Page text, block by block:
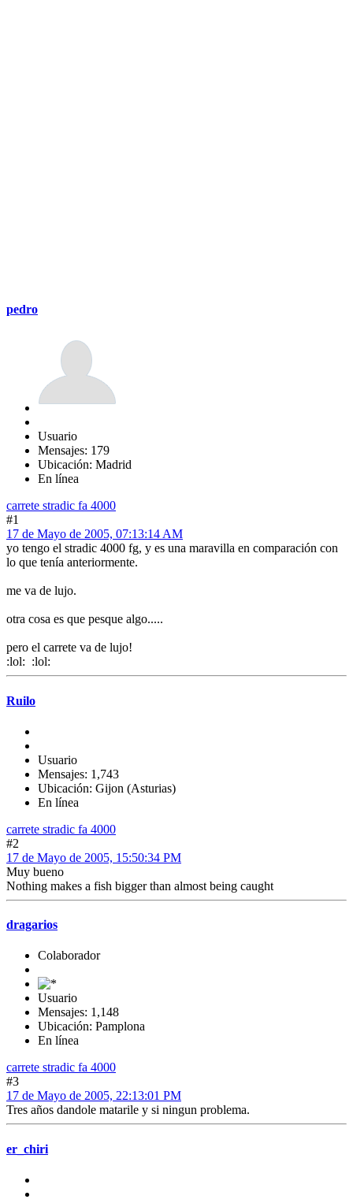
pedro
Usuario
Mensajes: 179
Ubicación: Madrid
En línea
carrete stradic fa 4000
#1
17 de Mayo de 2005, 07:13:14 AM
yo tengo el stradic 4000 fg, y es una maravilla en comparación con
lo que tenía anteriormente.
me va de lujo.
otra cosa es que pesque algo.....
pero el carrete va de lujo!
:lol: :lol:
Ruilo
Usuario
Mensajes: 1,743
Ubicación: Gijon (Asturias)
En línea
carrete stradic fa 4000
#2
17 de Mayo de 2005, 15:50:34 PM
Muy bueno
Nothing makes a fish bigger than almost being caught
dragarios
Colaborador
Usuario
Mensajes: 1,148
Ubicación: Pamplona
En línea
carrete stradic fa 4000
#3
17 de Mayo de 2005, 22:13:01 PM
Tres años dandole matarile y si ningun problema.
er_chiri